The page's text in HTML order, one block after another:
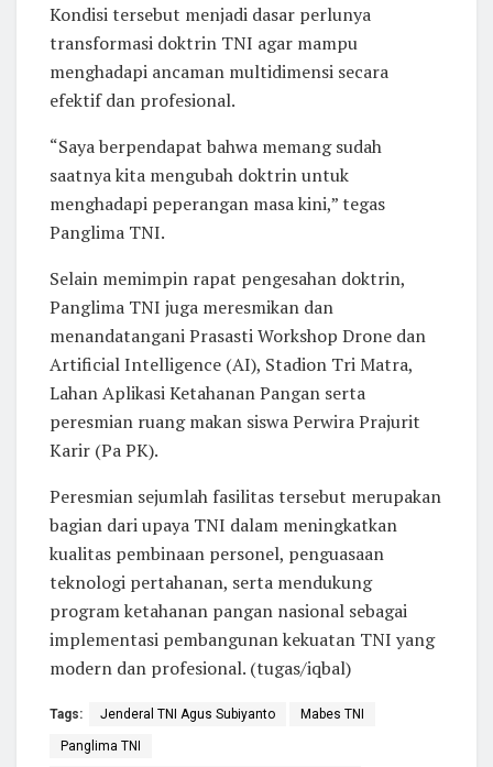
Kondisi tersebut menjadi dasar perlunya
transformasi doktrin TNI agar mampu
menghadapi ancaman multidimensi secara
efektif dan profesional.
“Saya berpendapat bahwa memang sudah
saatnya kita mengubah doktrin untuk
menghadapi peperangan masa kini,” tegas
Panglima TNI.
Selain memimpin rapat pengesahan doktrin,
Panglima TNI juga meresmikan dan
menandatangani Prasasti Workshop Drone dan
Artificial Intelligence (AI), Stadion Tri Matra,
Lahan Aplikasi Ketahanan Pangan serta
peresmian ruang makan siswa Perwira Prajurit
Karir (Pa PK).
Peresmian sejumlah fasilitas tersebut merupakan
bagian dari upaya TNI dalam meningkatkan
kualitas pembinaan personel, penguasaan
teknologi pertahanan, serta mendukung
program ketahanan pangan nasional sebagai
implementasi pembangunan kekuatan TNI yang
modern dan profesional. (tugas/iqbal)
Tags: Jenderal TNI Agus Subiyanto Mabes TNI
Panglima TNI